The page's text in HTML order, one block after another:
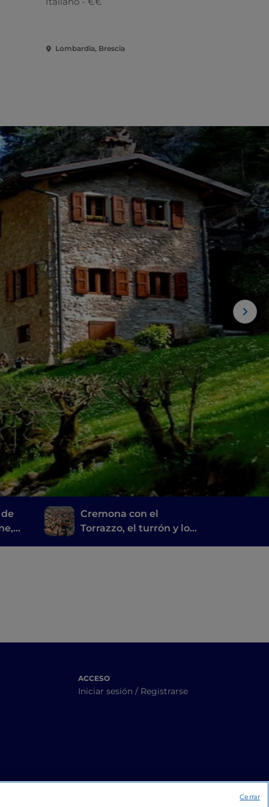
Lombardia, Brescia
Cremona con el
Torrazzo, el turrón y los
ACCESO
Iniciar sesión / Registrarse
Cerrar